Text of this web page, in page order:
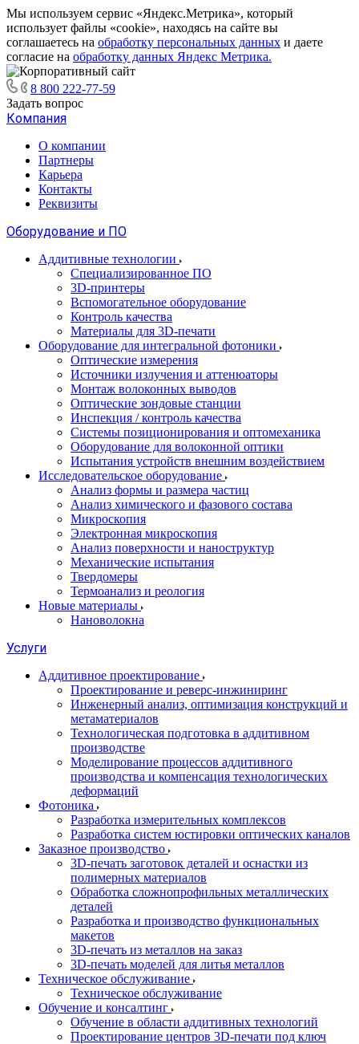
Мы используем сервис «Яндекс.Метрика», который
использует файлы «cookie», находясь на сайте вы
соглашаетесь на обработку персональных данных и даете
согласие на обработку данных Яндекс Метрика.
8 800 222-77-59
Задать вопрос
Компания
О компании
Партнеры
Карьера
Контакты
Реквизиты
Оборудование и ПО
Аддитивные технологии
Специализированное ПО
3D-принтеры
Вспомогательное оборудование
Контроль качества
Материалы для 3D-печати
Оборудование для интегральной фотоники
Оптические измерения
Источники излучения и аттенюаторы
Монтаж волоконных выводов
Оптические зондовые станции
Инспекция / контроль качества
Системы позиционирования и оптомеханика
Оборудование для волоконной оптики
Испытания устройств внешним воздействием
Исследовательское оборудование
Анализ формы и размера частиц
Анализ химического и фазового состава
Микроскопия
Электронная микроскопия
Анализ поверхности и наноструктур
Механические испытания
Твердомеры
Термоанализ и реология
Новые материалы
Нановолокна
Услуги
Аддитивное проектирование
Проектирование и реверс-инжиниринг
Инженерный анализ, оптимизация конструкций и
метаматериалов
Технологическая подготовка в аддитивном
производстве
Моделирование процессов аддитивного
производства и компенсация технологических
деформаций
Фотоника
Разработка измерительных комплексов
Разработка систем юстировки оптических каналов
Заказное производство
3D-печать заготовок деталей и оснастки из
полимерных материалов
Обработка сложнопрофильных металлических
деталей
Разработка и производство функциональных
макетов
3D-печать из металлов на заказ
3D-печать моделей для литья металлов
Техническое обслуживание
Техническое обслуживание
Обучение и консалтинг
Обучение в области аддитивных технологий
Проектирование центров 3D-печати под ключ